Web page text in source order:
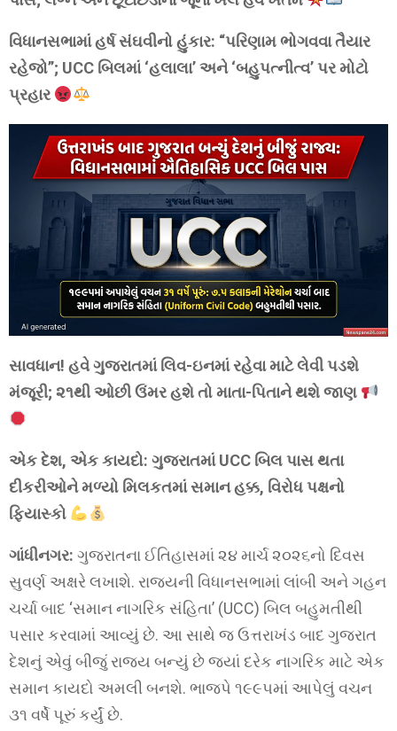
વિધાનસભામાં હર્ષ સંઘવીનો હુંકાર: “પરિણામ ભોગવવા તૈયાર
રહેજો”; UCC બિલમાં ‘હલાલા’ અને ‘બહુપત્નીત્વ’ પર મોટો
પ્રહાર
સાવધાન! હવે ગુજરાતમાં લિવ-ઇનમાં રહેવા માટે લેવી પડશે
મંજૂરી; ૨૧થી ઓછી ઉંમર હશે તો માતા-પિતાને થશે જાણ
એક દેશ, એક કાયદો: ગુજરાતમાં UCC બિલ પાસ થતા
દીકરીઓને મળ્યો મિલકતમાં સમાન હક્ક, વિરોધ પક્ષનો
ફિયાસ્કો
ગાંધીનગર: ગુજરાતના ઈતિહાસમાં ૨૪ માર્ચ ૨૦૨૬નો દિવસ
સુવર્ણ અક્ષરે લખાશે. રાજ્યની વિધાનસભામાં લાંબી અને ગહન
ચર્ચા બાદ ‘સમાન નાગરિક સંહિતા’ (UCC) બિલ બહુમતીથી
પસાર કરવામાં આવ્યું છે. આ સાથે જ ઉત્તરાખંડ બાદ ગુજરાત
દેશનું એવું બીજું રાજ્ય બન્યું છે જ્યાં દરેક નાગરિક માટે એક
સમાન કાયદો અમલી બનશે. ભાજપે ૧૯૯૫માં આપેલું વચન
૩૧ વર્ષે પૂરું કર્યું છે.